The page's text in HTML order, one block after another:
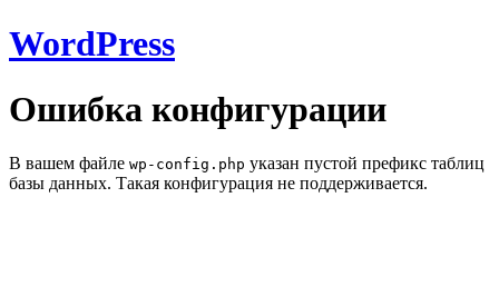
WordPress
Ошибка конфигурации
В вашем файле wp-config.php указан пустой префикс таблиц
базы данных. Такая конфигурация не поддерживается.